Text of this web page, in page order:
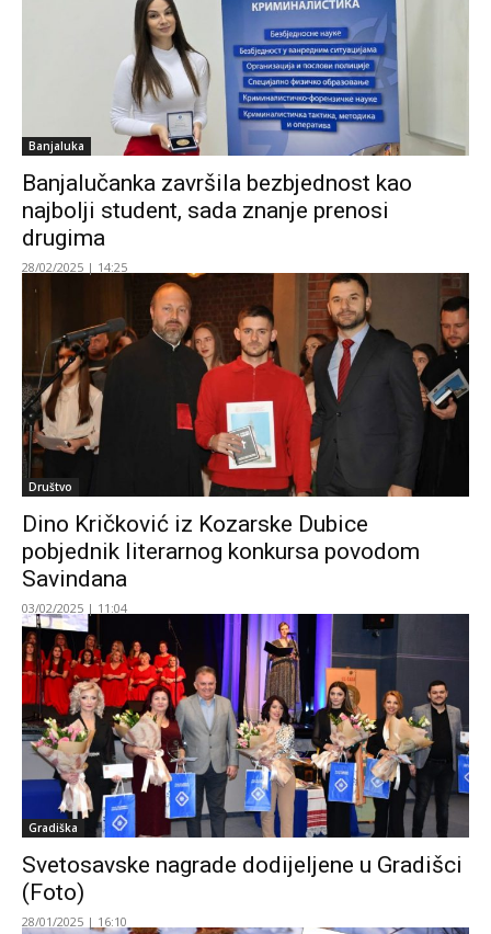
Banjaluka
Banjalučanka završila bezbjednost kao
najbolji student, sada znanje prenosi
drugima
28/02/2025 | 14:25
Društvo
Dino Kričković iz Kozarske Dubice
pobjednik literarnog konkursa povodom
Savindana
03/02/2025 | 11:04
Gradiška
Svetosavske nagrade dodijeljene u Gradišci
(Foto)
28/01/2025 | 16:10